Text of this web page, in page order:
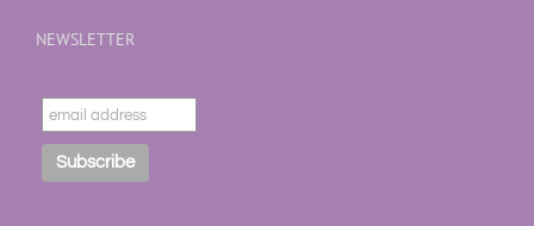
NEWSLETTER